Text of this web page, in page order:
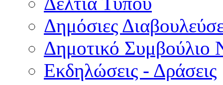
Δημόσιες
Δημοτικό Συμβούλιο
Εκδηλώσεις - Δράσεις